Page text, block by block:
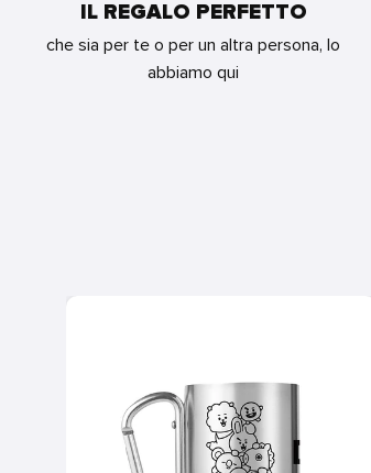
IL REGALO PERFETTO
che sia per te o per un altra persona, lo
abbiamo qui